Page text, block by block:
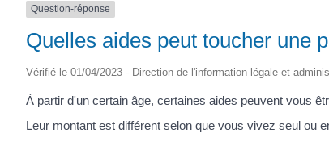
Question-réponse
Quelles aides peut toucher une
Vérifié le 01/04/2023 - Direction de l'information légale et
À partir d'un certain âge, certaines aides peuvent vous
Leur montant est différent selon que vous vivez seul ou